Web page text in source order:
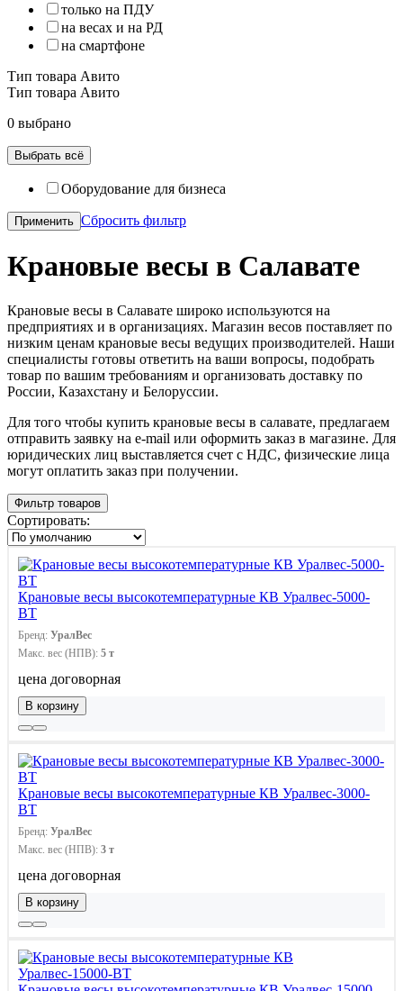
только на ПДУ
на весах и на РД
на смартфоне
Тип товара Авито
Тип товара Авито
0 выбрано
Выбрать всё
Оборудование для бизнеса
Применить Сбросить фильтр
Крановые весы в Салавате
Крановые весы в Салавате широко используются на
предприятиях и в организациях. Магазин весов поставляет по
низким ценам крановые весы ведущих производителей. Наши
специалисты готовы ответить на ваши вопросы, подобрать
товар по вашим требованиям и организовать доставку по
России, Казахстану и Белоруссии.
Для того чтобы купить крановые весы в салавате, предлагаем
отправить заявку на e-mail или оформить заказ в магазине. Для
юридических лиц выставляется счет с НДС, физические лица
могут оплатить заказ при получении.
Фильтр товаров
Сортировать:
Крановые весы высокотемпературные КВ Уралвес-5000-
ВТ
Бренд: УралВес
Макс. вес (НПВ): 5 т
цена договорная
В корзину
Крановые весы высокотемпературные КВ Уралвес-3000-
ВТ
Бренд: УралВес
Макс. вес (НПВ): 3 т
цена договорная
В корзину